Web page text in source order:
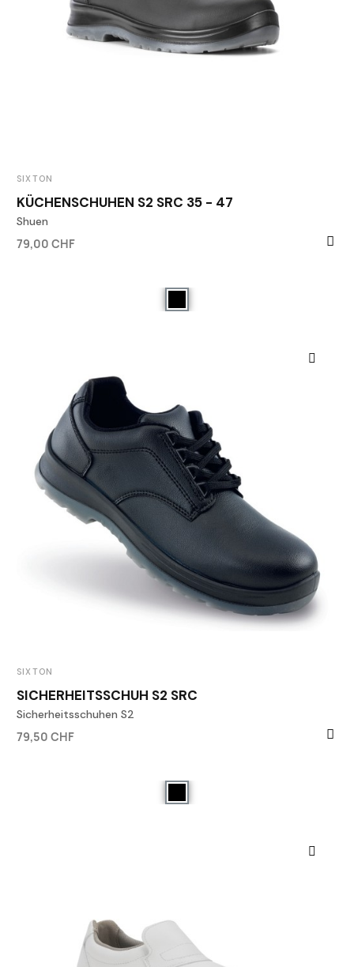
SIXTON
KÜCHENSCHUHEN S2 SRC 35 - 47
Shuen
79,00 CHF
SIXTON
SICHERHEITSSCHUH S2 SRC
Sicherheitsschuhen S2
79,50 CHF